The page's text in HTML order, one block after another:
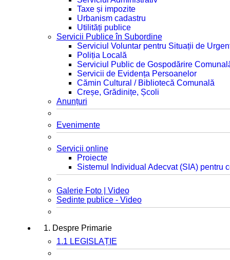
Taxe și impozite
Urbanism cadastru
Utilități publice
Servicii Publice în Subordine
Serviciul Voluntar pentru Situații de
Poliția Locală
Serviciul Public de Gospodărire
Servicii de Evidența Persoanelor
Cămin Cultural / Bibliotecă Comunală
Creșe, Grădinițe, Școli
Anunțuri
Evenimente
Servicii online
Proiecte
Sistemul Individual Adecvat (SIA) pentru
Galerie Foto | Video
Sedinte publice - Video
1. Despre Primarie
1.1 LEGISLAȚIE